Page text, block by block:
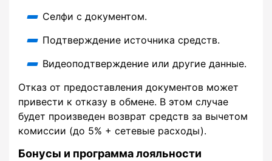
Селфи с документом.
Подтверждение источника средств.
Видеоподтверждение или другие данные.
Отказ от предоставления документов может
привести к отказу в обмене. В этом случае
будет произведен возврат средств за вычетом
комиссии (до 5% + сетевые расходы).
Бонусы и программа лояльности